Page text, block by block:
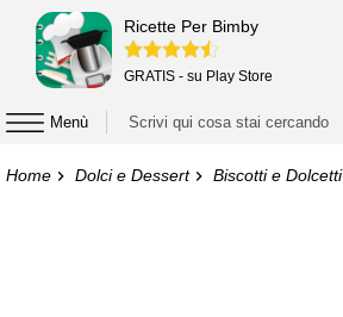
Ricette Per Bimby
GRATIS - su Play Store
Menù
Home Dolci e Dessert Biscotti e Dolcetti